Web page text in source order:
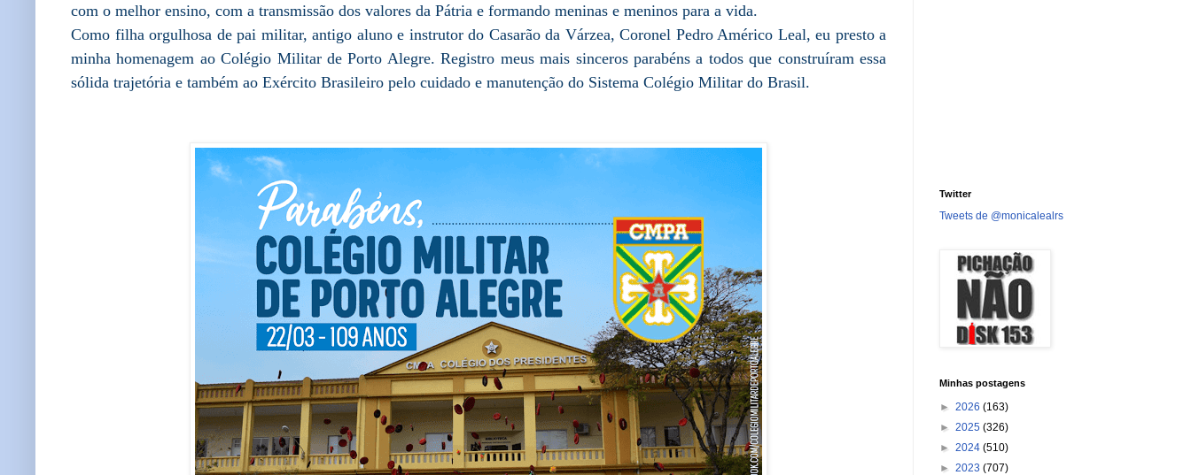
com o melhor ensino, com a transmissão dos valores da Pátria e formando meninas e meninos para a vida.
Como filha orgulhosa de pai militar, antigo aluno e instrutor do Casarão da Várzea, Coronel Pedro Américo Leal, eu presto a
minha homenagem ao Colégio Militar de Porto Alegre.Registro meus mais sinceros parabéns a todos que construíram essa
sólida trajetória e também ao Exército Brasileiro pelo cuidado e manutenção do Sistema Colégio Militar do Brasil.
Twitter
Tweets de @monicalealrs
Minhas postagens
► 2026 (163)
► 2025 (326)
► 2024 (510)
► 2023 (707)